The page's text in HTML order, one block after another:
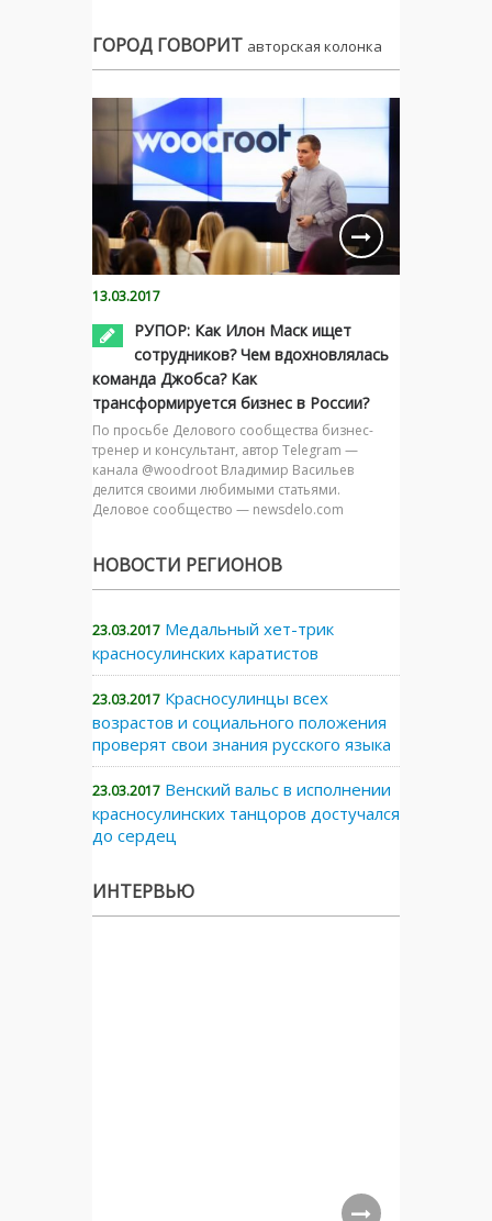
ГОРОД ГОВОРИТ авторская колонка
13.03.2017
РУПОР: Как Илон Маск ищет
сотрудников? Чем вдохновлялась
команда Джобса? Как
трансформируется бизнес в России?
По просьбе Делового сообщества бизнес-
тренер и консультант, автор Telegram —
канала @woodroot Владимир Васильев
делится своими любимыми статьями.
Деловое сообщество — newsdelo.com
НОВОСТИ РЕГИОНОВ
23.03.2017 Медальный хет-трик
красносулинских каратистов
23.03.2017 Красносулинцы всех
возрастов и социального положения
проверят свои знания русского языка
23.03.2017 Венский вальс в исполнении
красносулинских танцоров достучался
до сердец
ИНТЕРВЬЮ